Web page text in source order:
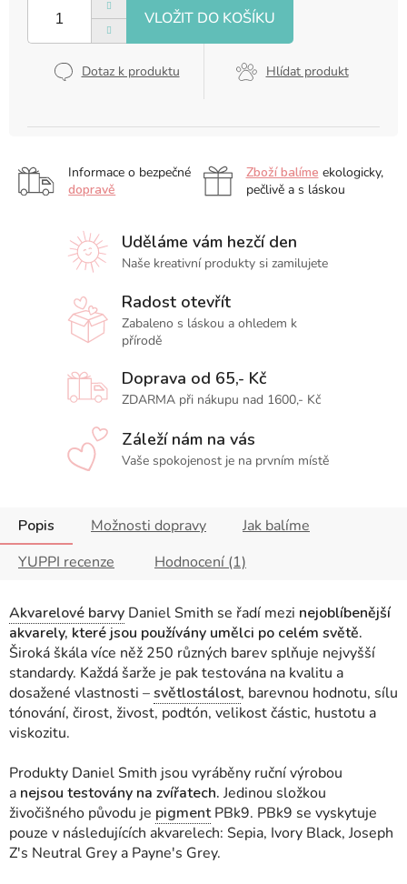
Dotaz k produktu Hlídat produkt
Informace o bezpečné
dopravě
Zboží balíme ekologicky,
pečlivě a s láskou
Uděláme vám hezčí den
Naše kreativní produkty si zamilujete
Radost otevřít
Zabaleno s láskou a ohledem k
přírodě
Doprava od 65,- Kč
ZDARMA při nákupu nad 1600,- Kč
Záleží nám na vás
Vaše spokojenost je na prvním místě
Popis Možnosti dopravy
Jak balíme
YUPPI recenze
Hodnocení (1)
Akvarelové barvy Daniel Smith se řadí mezi nejoblíbenější
akvarely, které jsou používány umělci po celém světě.
Široká škála více něž 250 různých barev splňuje nejvyšší
standardy. Každá šarže je pak testována na kvalitu a
dosažené vlastnosti –světlostálost, barevnou hodnotu, sílu
tónování, čirost, živost, podtón, velikost částic, hustotu a
viskozitu.
Produkty Daniel Smith jsou vyráběny ruční výrobou
a nejsou testovány na zvířatech. Jedinou složkou
živočišného původu je pigmentPBk9. PBk9 se vyskytuje
pouze v následujících akvarelech: Sepia, Ivory Black, Joseph
Z's Neutral Grey a Payne's Grey.